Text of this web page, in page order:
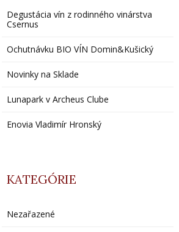
Degustácia vín z rodinného vinárstva
Csernus
Ochutnávku BIO VÍN Domin&Kušický
Novinky na Sklade
Lunapark v Archeus Clube
Enovia Vladimír Hronský
KATEGÓRIE
Nezařazené